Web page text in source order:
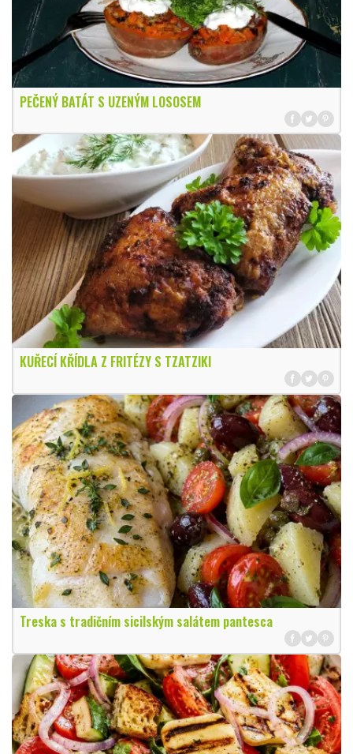
PEČENÝ BATÁT S UZENÝM LOSOSEM
KUŘECÍ KŘÍDLA Z FRITÉZY S TZATZIKI
Treska s tradičním sicilským salátem pantesca